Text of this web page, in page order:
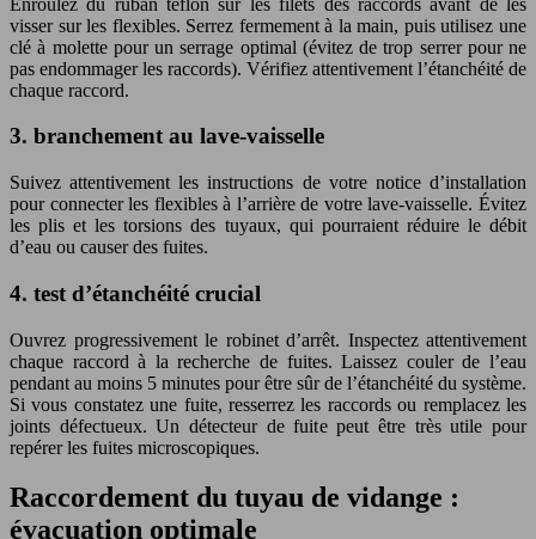
visser sur les flexibles. Serrez fermement à la main, puis utilisez une
clé à molette pour un serrage optimal (évitez de trop serrer pour ne
pas endommager les raccords). Vérifiez attentivement l’étanchéité de
chaque raccord.
3. branchement au lave-vaisselle
Suivez attentivement les instructions de votre notice d’installation
pour connecter les flexibles à l’arrière de votre lave-vaisselle. Évitez
les plis et les torsions des tuyaux, qui pourraient réduire le débit
d’eau ou causer des fuites.
4. test d’étanchéité crucial
Ouvrez progressivement le robinet d’arrêt. Inspectez attentivement
chaque raccord à la recherche de fuites. Laissez couler de l’eau
pendant au moins 5 minutes pour être sûr de l’étanchéité du système.
Si vous constatez une fuite, resserrez les raccords ou remplacez les
joints défectueux. Un détecteur de fuite peut être très utile pour
repérer les fuites microscopiques.
Raccordement du tuyau de vidange :
évacuation optimale